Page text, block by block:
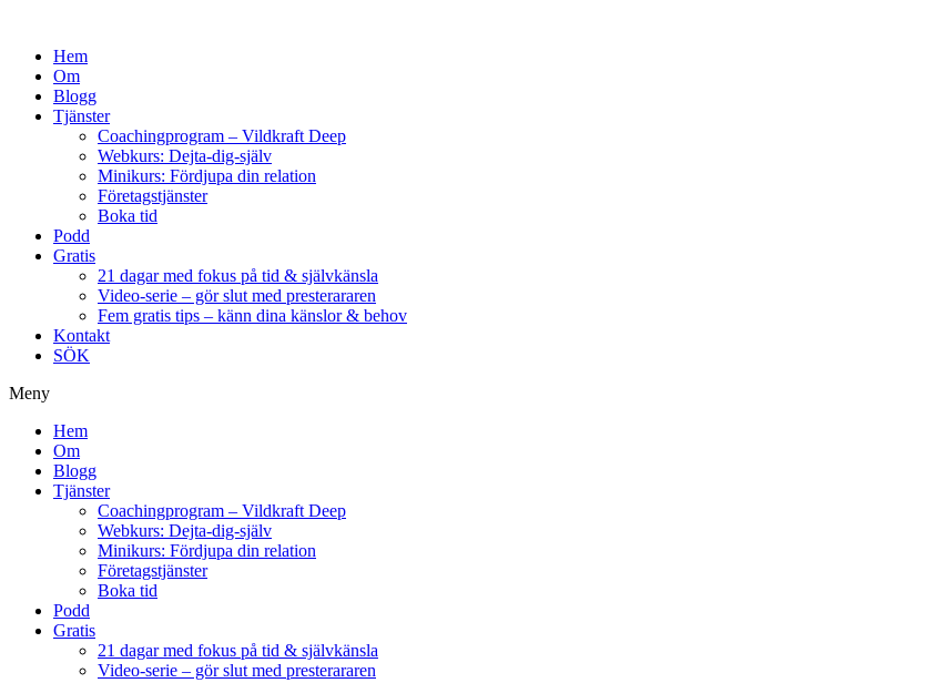
Hem
Om
Blogg
Tjänster
Coachingprogram – Vildkraft Deep
Webkurs: Dejta-dig-själv
Minikurs: Fördjupa din relation
Företagstjänster
Boka tid
Podd
Gratis
21 dagar med fokus på tid & självkänsla
Video-serie – gör slut med presterararen
Fem gratis tips – känn dina känslor & behov
Kontakt
SÖK
Meny
Hem
Om
Blogg
Tjänster
Coachingprogram – Vildkraft Deep
Webkurs: Dejta-dig-själv
Minikurs: Fördjupa din relation
Företagstjänster
Boka tid
Podd
Gratis
21 dagar med fokus på tid & självkänsla
Video-serie – gör slut med presterararen